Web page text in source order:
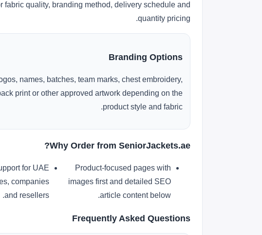
quality, branding method, delivery schedule and
quantity pricing.
Branding Options
names, batches, team marks, chest embroidery,
print or other approved artwork depending on the
product style and fabric.
Why Order from SeniorJackets.ae?
Product-focused pages with
images first and detailed SEO
article content below.
for UAE
companies
and resellers.
Frequently Asked Questions